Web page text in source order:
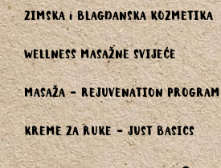
ZIMSKA i BLAGDANSKA KOZMETIKA
WELLNESS MASAŽNE SVIJEĆE
MASAŽA - REJUVENATION PROGRAM
KREME ZA RUKE - JUST BASICS